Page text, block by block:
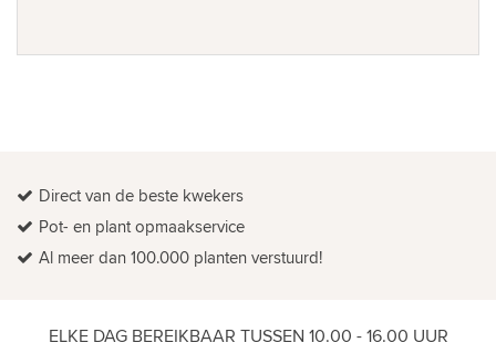
Direct van de beste kwekers
Pot- en plant opmaakservice
Al meer dan 100.000 planten verstuurd!
ELKE DAG BEREIKBAAR TUSSEN 10.00 - 16.00 UUR